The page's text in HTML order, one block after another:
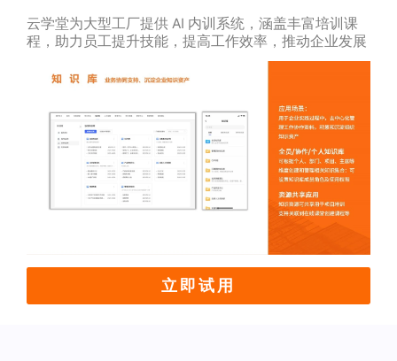
云学堂为大型工厂提供 AI 内训系统，涵盖丰富培训课
程，助力员工提升技能，提高工作效率，推动企业发展
立即试用